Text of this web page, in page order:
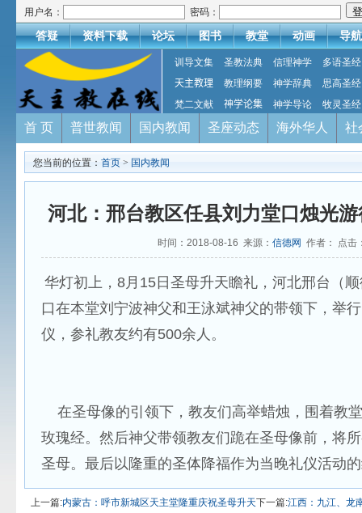
用户名： 密码：
答疑 资料下载 论坛 图书 教堂 动画 导航
训导文集 圣教法典 信理神学
多语圣经
天主教理
教理纲要 神学辞典
思高圣经
梵二文献
神学论集 神学导论 牧灵圣经
首 页 普世教闻 国内教闻 圣座动态 海外华人 社
您当前的位置： 首页 > 国内教闻
河北：邢台教区任县刘力堂口烛光
时间：2018-08-16 来源： 信德网 作者： 点击
华灯初上，8月15日圣母升天瞻礼，河北邢台（
口在本堂刘宁波神父和王泳斌神父的带领下，举
仪，参礼教友约有500余人。
在圣母像的引领下，教友们高举蜡烛，围着教
玫瑰经。然后神父带领教友们跪在圣母像前，将
圣母。最后以隆重的圣体降福作为当晚礼仪活动
上一篇:内蒙古：呼市新城区天主堂隆重庆祝圣母升天下一篇:江西：九江、龙